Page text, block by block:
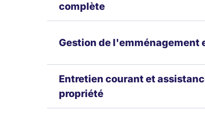
complète
Gestion de l'emménagement
Entretien courant et
propriété